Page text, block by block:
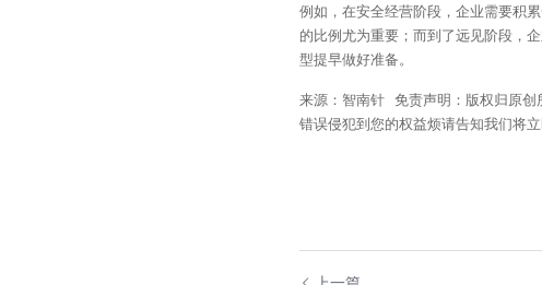
例如，在安全经营阶段，企业需要积
的比例尤为重要；而到了远见阶段，
型提早做好准备。
来源：智南针   免责声明：版权归原
错误侵犯到您的权益烦请告知我们将立